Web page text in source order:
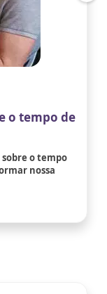
o tempo de
o tempo
nossa